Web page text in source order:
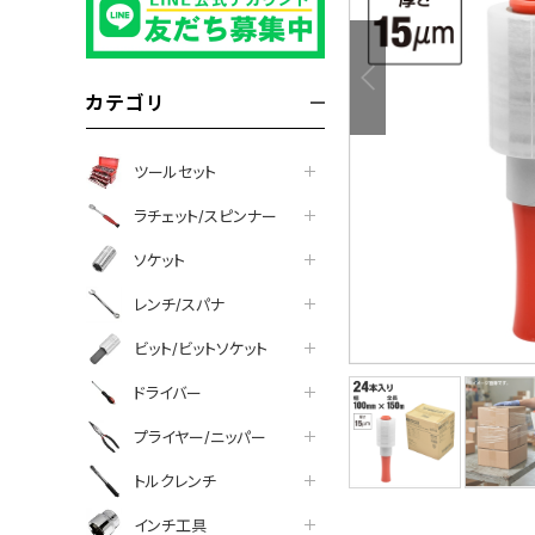
カテゴリ
ツールセット
ラチェット/スピンナー
ソケット
レンチ/スパナ
ビット/ビットソケット
ドライバー
プライヤー/ニッパー
トルクレンチ
インチ工具
facebook
line